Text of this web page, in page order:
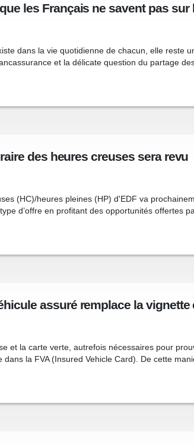
les Français ne savent pas sur
dans la vie quotidienne de chacun, elle
et la délicate question du partage
des heures creuses sera revu
(HC)/heures pleines (HP) d'EDF va
d’offre en profitant des opportunités offertes
assuré remplace la vignette
et la carte verte, autrefois nécessaires pour
la FVA (Insured Vehicle Card). De cette